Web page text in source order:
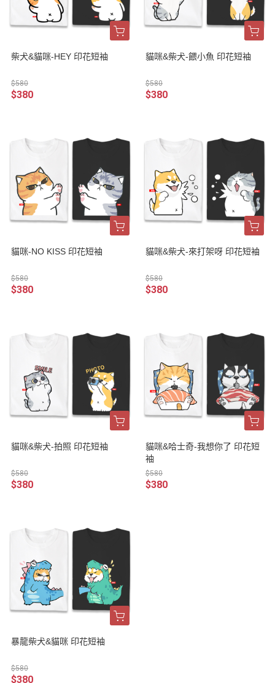
柴犬&貓咪-HEY 印花短袖
$580
$380
貓咪&柴犬-餵小魚 印花短袖
$580
$380
貓咪-NO KISS 印花短袖
$580
$380
貓咪&柴犬-來打架呀 印花短袖
$580
$380
貓咪&柴犬-拍照 印花短袖
$580
$380
貓咪&哈士奇-我想你了 印花短
袖
$580
$380
暴龍柴犬&貓咪 印花短袖
$580
$380